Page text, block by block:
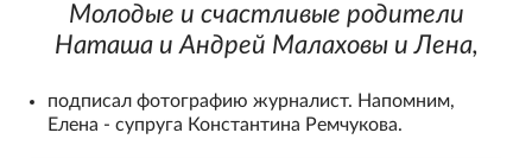
Молодые и счастливые родители
Наташа и Андрей Малаховы и Лена,
подписал фотографию журналист. Напомним,
Елена - супруга Константина Ремчукова.